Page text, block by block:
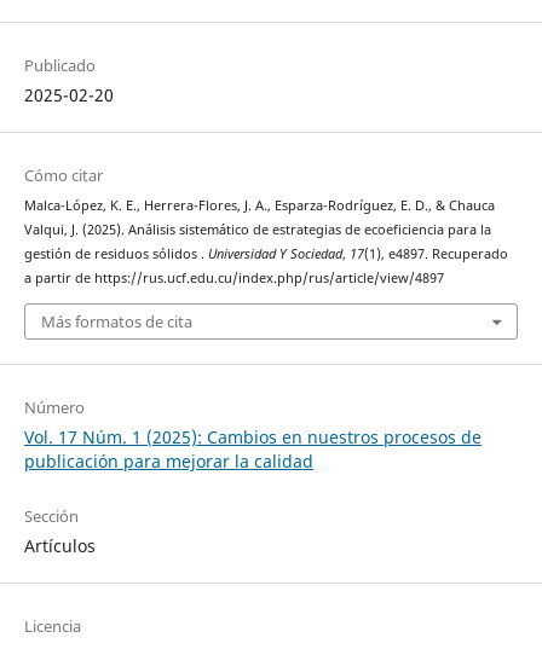
Publicado
2025-02-20
Cómo citar
Malca-López, K. E., Herrera-Flores, J. A., Esparza-Rodríguez, E. D., & Chauca
Valqui, J. (2025). Análisis sistemático de estrategias de ecoeficiencia para la
gestión de residuos sólidos . Universidad Y Sociedad, 17(1), e4897. Recuperado
a partir de https://rus.ucf.edu.cu/index.php/rus/article/view/4897
Más formatos de cita
Número
Vol. 17 Núm. 1 (2025): Cambios en nuestros procesos de
publicación para mejorar la calidad
Sección
Artículos
Licencia